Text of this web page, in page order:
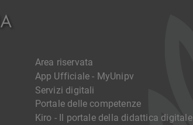
Area riservata
App Ufficiale - MyUnipv
Servizi digitali
Portale delle competenze
Kiro - Il portale della didattica digitale